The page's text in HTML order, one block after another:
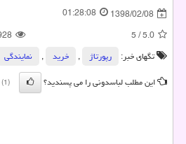
1398/02/08
01:28:08
5.0
/
5
تگهای خبر:
رپورتاژ , خرید , نمایندگی
این مطلب لباسدونی را می پسندید؟
(1)